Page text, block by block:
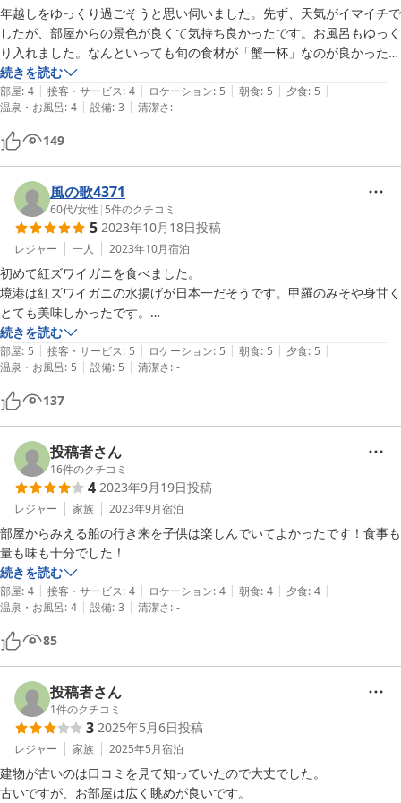
年越しをゆっくり過ごそうと思い伺いました。先ず、天気がイマイチで
したが、部屋からの景色が良くて気持ち良かったです。お風呂もゆっく
り入れました。なんといっても旬の食材が「蟹一杯」なのが良かったで
す。
このお値段で、あの食事は最高でした。ありがとうございました。
続きを読む
部屋: 4 | 接客・サービス: 4 | ロケーション: 5 | 朝食: 5 | 夕食: 5 |
温泉・お風呂: 4 | 設備: 3 | 清潔さ: -
149
風の歌4371
60代/女性 | 5件のクチコミ
5 2023年10月18日投稿
レジャー 一人 2023年10月宿泊
初めて紅ズワイガニを食べました。
境港は紅ズワイガニの水揚げが日本一だそうです。甲羅のみそや身甘く
とても美味しかったです。
部屋からは大山の裾野から昇る太陽がとても綺麗でした。
続きを読む
部屋: 5 | 接客・サービス: 5 | ロケーション: 5 | 朝食: 5 | 夕食: 5 |
温泉・お風呂: 5 | 設備: 5 | 清潔さ: -
137
投稿者さん
16件のクチコミ
4 2023年9月19日投稿
レジャー 家族 2023年9月宿泊
部屋からみえる船の行き来を子供は楽しんでいてよかったです！食事も
続きを読む
部屋: 4 | 接客・サービス: 4 | ロケーション: 4 | 朝食: 4 | 夕食: 4 |
温泉・お風呂: 4 | 設備: 3 | 清潔さ: -
85
投稿者さん
1件のクチコミ
3 2025年5月6日投稿
レジャー 家族 2025年5月宿泊
建物が古いのは口コミを見て知っていたので大丈でした。
古いですが、お部屋は広く眺めが良いです。